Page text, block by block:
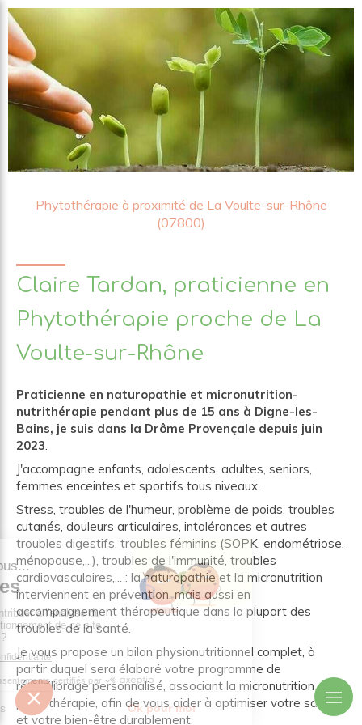
Phytothérapie à proximité de La Voulte-sur-Rhône
(07800)
Claire Tardan, praticienne en
Phytothérapie proche de La
Voulte-sur-Rhône
Praticienne en naturopathie et micronutrition-
nutrithérapie pendant plus de 15 ans à Digne-les-
Bains, je suis dans la Drôme Provençale depuis juin
2023.
J'accompagne enfants, adolescents, adultes, seniors,
femmes enceintes et sportifs tous niveaux.
Stress, troubles de l'humeur, problème de poids, troubles
cutanés, douleurs articulaires, intolérances et autres
troubles digestifs, troubles féminins (SOPK, endométriose,
ménopause,...), troubles de l'immunité, troubles
cardiovasculaires,... : la naturopathie et la micronutrition
interviennent en prévention, mais aussi en
accompagnement thérapeutique dans la plupart des
troubles de la santé.
Je vous propose un bilan physionutritionnel complet, à
partir duquel sera élaboré votre programme de
rééquilibrage personnalisé, associant la micronutrition et la
phytothérapie, afin de vous aider à optimiser votre santé
et votre bien-être durablement.